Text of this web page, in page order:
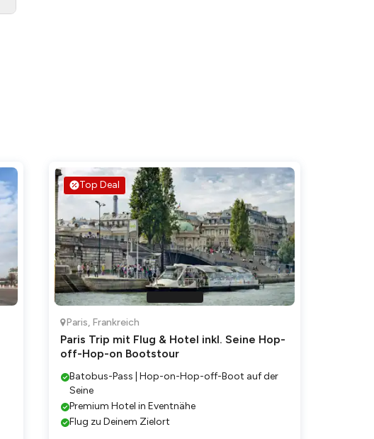
Top Deal
Paris, Frankreich
Paris Trip mit Flug & Hotel inkl. Seine Hop-
off-Hop-on Bootstour
Batobus-Pass | Hop-on-Hop-off-Boot auf der
Seine
Premium Hotel in Eventnähe
Flug zu Deinem Zielort